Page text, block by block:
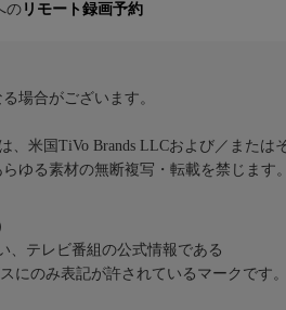
の リモート録画予約
場合がございます。
、米国TiVo Brands LLCおよび／また
ゆる素材の無断複写・転載を禁じます。
、テレビ番組の公式情報である
にのみ表記が許されているマークです。